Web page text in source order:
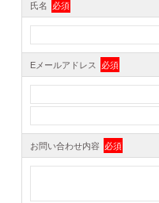
氏名 必須
Eメールアドレス 必須
お問い合わせ内容 必須